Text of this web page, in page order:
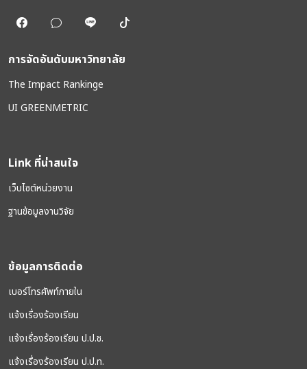
การจัดอันดับมหาวิทยาลัย
The Impact Rankinge
UI GREENMETRIC
Link ที่น่าสนใจ
เว็บไซต์หน่วยงาน
ฐานข้อมูลงานวิจัย
ข้อมูลการติดต่อ
เบอร์โทรศัพท์ภายใน
แจ้งเรื่องร้องเรียน
แจ้งเรื่องร้องเรียน ป.ป.ช.
แจ้งเรื่องร้องเรียน ป.ป.ท.